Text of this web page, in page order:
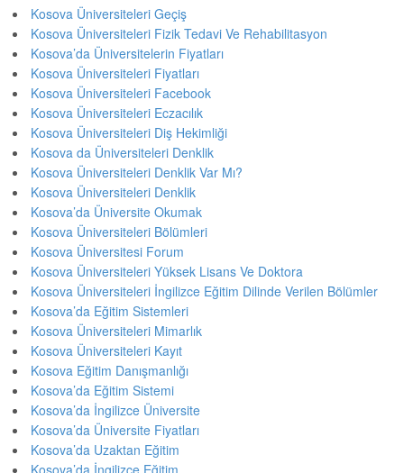
Kosova Üniversiteleri Geçiş
Kosova Üniversiteleri Fizik Tedavi Ve Rehabilitasyon
Kosova’da Üniversitelerin Fiyatları
Kosova Üniversiteleri Fiyatları
Kosova Üniversiteleri Facebook
Kosova Üniversiteleri Eczacılık
Kosova Üniversiteleri Diş Hekimliği
Kosova da Üniversiteleri Denklik
Kosova Üniversiteleri Denklik Var Mı?
Kosova Üniversiteleri Denklik
Kosova’da Üniversite Okumak
Kosova Üniversiteleri Bölümleri
Kosova Üniversitesi Forum
Kosova Üniversiteleri Yüksek Lisans Ve Doktora
Kosova Üniversiteleri İngilizce Eğitim Dilinde Verilen Bölümler
Kosova’da Eğitim Sistemleri
Kosova Üniversiteleri Mimarlık
Kosova Üniversiteleri Kayıt
Kosova Eğitim Danışmanlığı
Kosova’da Eğitim Sistemi
Kosova’da İngilizce Üniversite
Kosova’da Üniversite Fiyatları
Kosova’da Uzaktan Eğitim
Kosova’da İngilizce Eğitim